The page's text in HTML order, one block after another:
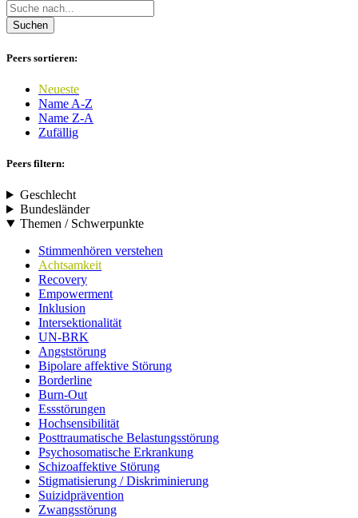
Suchen
Peers sortieren:
Neueste
Name A-Z
Name Z-A
Zufällig
Peers filtern:
Geschlecht
Bundesländer
Themen / Schwerpunkte
Stimmenhören verstehen
Achtsamkeit
Recovery
Empowerment
Inklusion
Intersektionalität
UN-BRK
Angststörung
Bipolare affektive Störung
Borderline
Burn-Out
Essstörungen
Hochsensibilität
Posttraumatische Belastungsstörung
Psychosomatische Erkrankung
Schizoaffektive Störung
Stigmatisierung / Diskriminierung
Suizidprävention
Zwangsstörung